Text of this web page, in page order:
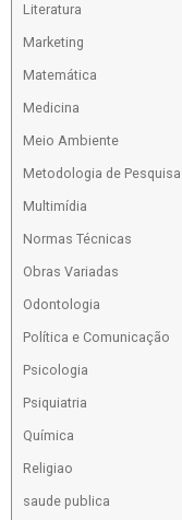
Literatura
Marketing
Matemática
Medicina
Meio Ambiente
Metodologia de Pesquisa
Multimídia
Normas Técnicas
Obras Variadas
Odontologia
Política e Comunicação
Psicologia
Psiquiatria
Química
Religiao
saude publica